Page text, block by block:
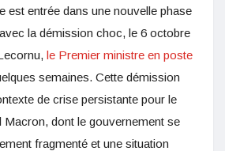
est entrée dans une nouvelle phase
la démission choc, le 6 octobre
le Premier ministre en poste
semaines. Cette démission
de crise persistante pour le
Macron, dont le gouvernement se
fragmenté et une situation